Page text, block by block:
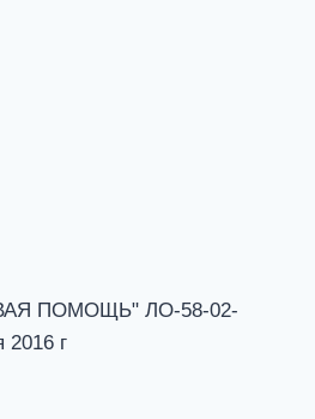
ПОМОЩЬ" ЛО-58-02-
2016 г